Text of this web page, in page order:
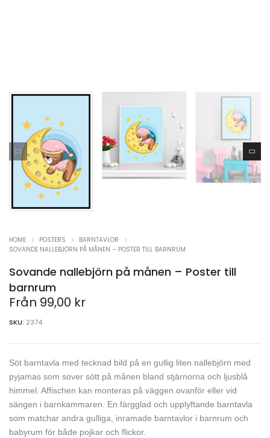
HOME POSTERS
BARNTAVLOR
SOVANDE NALLEBJÖRN PÅ MÅNEN – POSTER TILL BARNRUM
Sovande nallebjörn på månen – Poster till
barnrum
Från 99,00 kr
SKU: 2374
Söt barntavla med tecknad bild på en gullig liten nallebjörn med
pyjamas som sover sött på månen bland stjärnorna och ljusblå
himmel. Affischen kan monteras på väggen ovanför eller vid
sängen i barnkammaren. En färgglad och upplyftande barntavla
som matchar andra gulliga, inramade barntavlor i barnrum och
babyrum för både pojkar och flickor.